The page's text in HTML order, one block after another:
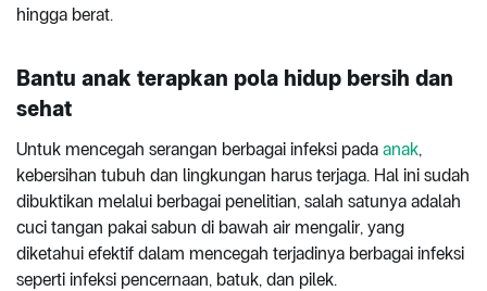
hingga berat.
Bantu anak terapkan pola hidup bersih dan
sehat
Untuk mencegah serangan berbagai infeksi pada anak,
kebersihan tubuh dan lingkungan harus terjaga. Hal ini sudah
dibuktikan melalui berbagai penelitian, salah satunya adalah
cuci tangan pakai sabun di bawah air mengalir, yang
diketahui efektif dalam mencegah terjadinya berbagai infeksi
seperti infeksi pencernaan, batuk, dan pilek.